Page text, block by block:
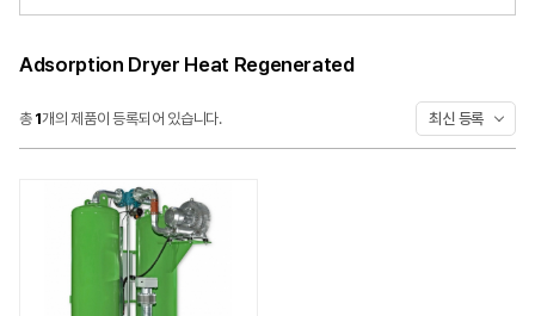
자료실
견적/
서비스문의
Adsorption Dryer Heat Regenerated
총 1개의 제품이 등록되어 있습니다. 최신 등록